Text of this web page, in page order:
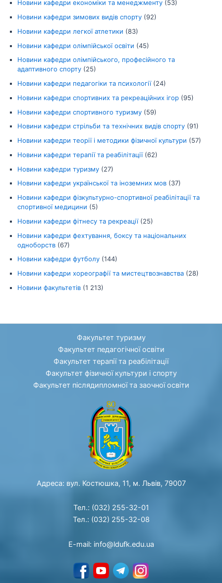
Новини кафедри економіки та менеджменту (53)
Новини кафедри зимових видів спорту (92)
Новини кафедри легкої атлетики (83)
Новини кафедри олімпійської освіти (45)
Новини кафедри олімпійського, професійного та
адаптивного спорту (25)
Новини кафедри педагогіки та психології(24)
Новини кафедри спортивних та рекреаційних ігор (95)
Новини кафедри спортивного туризму (59)
Новини кафедри стрільби та технічних видів спорту (91)
Новини кафедри теорії і методики фізичної культури (57)
Новини кафедри терапії та реабілітації(62)
Новини кафедри туризму (27)
Новини кафедри української та іноземних мов (37)
Новини кафедри фізкультурно-спортивної реабілітації та
спортивної медицини (5)
Новини кафедри фітнесу та рекреації(25)
Новини кафедри фехтування, боксу та національних
одноборств (67)
Новини кафедри футболу (144)
Новини кафедри хореографії та мистецтвознавства (28)
Новини факультетів (1 213)
Факультет туризму
Факультет педагогічної освіти
Факультет терапії та реабілітації
Факультет фізичної культури і спорту
Факультет післядипломної та заочної освіти
Адреса: вул. Костюшка, 11, м. Львів, 79007
Тел.: (032) 255-32-01
Тел.: (032) 255-32-08
E-mail: info@ldufk.edu.ua